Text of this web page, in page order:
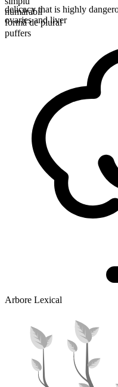
numărabil
formă de plural
puffers
delicacy that is highly
ovaries and liver
Arbore Lexical